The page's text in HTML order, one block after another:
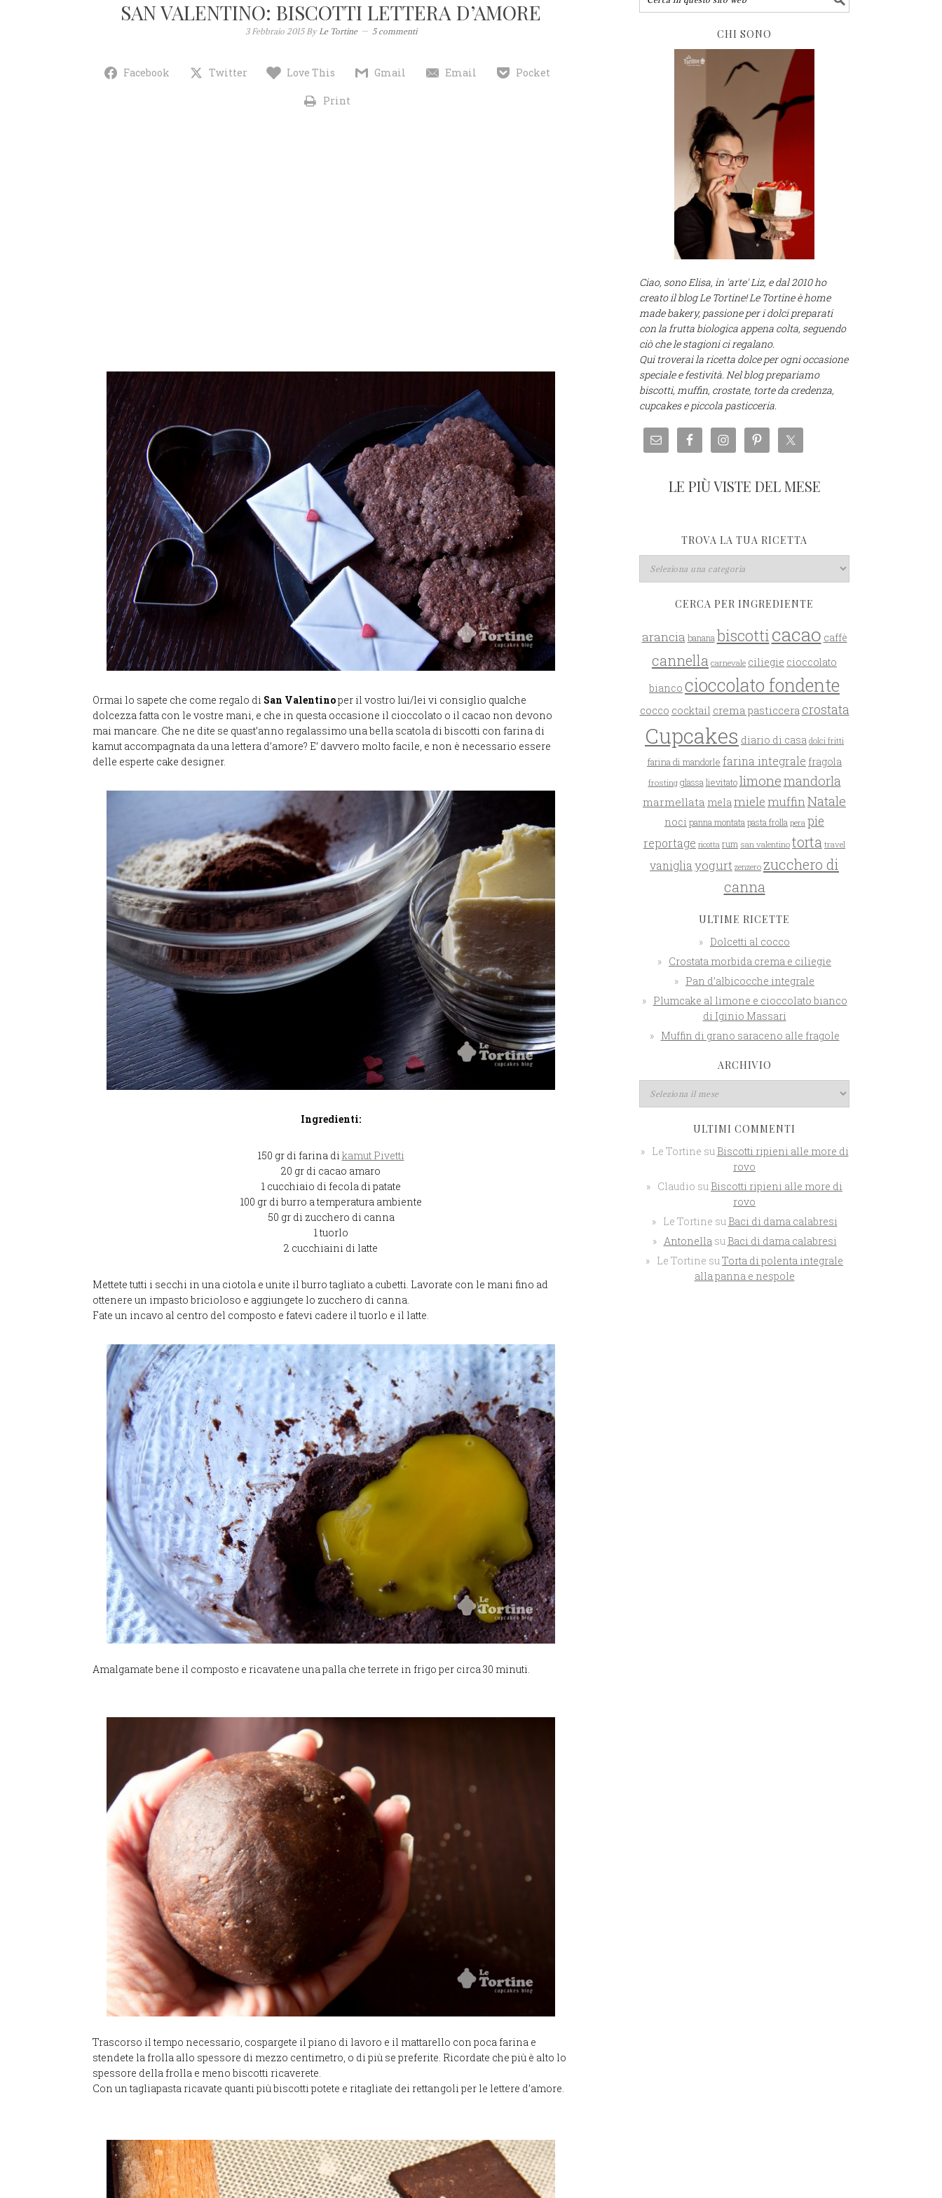
SAN VALENTINO: BISCOTTI LETTERA D’AMORE
3 Febbraio 2015ByLe Tortine 5 commenti
Facebook Twitter Love This Gmail Email Pocket
Print
Ormai lo sapete che come regalo di San Valentinoper il vostro lui/lei vi consiglio qualche
dolcezza fatta con le vostre mani, e che in questa occasione il cioccolato o il cacao non devono
mai mancare. Che ne dite se quast’anno regalassimo una bella scatola di biscotti con farina di
kamut accompagnata da una lettera d’amore? E’ davvero molto facile, e non è necessario essere
delle esperte cake designer.
Ingredienti:
150 gr di farina di kamut Pivetti
20 gr di cacao amaro
1 cucchiaio di fecola di patate
100 gr di burro a temperatura ambiente
50 gr di zucchero di canna
1 tuorlo
2 cucchiaini di latte
Mettete tutti i secchi in una ciotola e unite il burro tagliato a cubetti. Lavorate con le mani fino ad
ottenere un impasto bricioloso e aggiungete lo zucchero di canna.
Fate un incavo al centro del composto e fatevi cadere il tuorlo e il latte.
Amalgamate bene il composto e ricavatene una palla che terrete in frigo per circa 30 minuti.
Trascorso il tempo necessario, cospargete il piano di lavoro e il mattarello con poca farina e
stendete la frolla allo spessore di mezzo centimetro, o di più se preferite. Ricordate che più è alto lo
spessore della frolla e meno biscotti ricaverete.
Con un tagliapasta ricavate quanti più biscotti potete e ritagliate dei rettangoli per le lettere d’amore.
CHI SONO
Ciao, sono Elisa, in 'arte' Liz, e dal 2010 ho
creato il blog Le Tortine! Le Tortine è home
made bakery, passione per i dolci preparati
con la frutta biologica appena colta, seguendo
ciò che le stagioni ci regalano.
Qui troverai la ricetta dolce per ogni occasione
speciale e festività. Nel blog prepariamo
biscotti, muffin, crostate, torte da credenza,
cupcakes e piccola pasticceria.
LE PIÙ VISTE DEL MESE
TROVA LA TUA RICETTA
CERCA PER INGREDIENTE
arancia banana biscotticacao caffè
cannella carnevale ciliegie cioccolato
bianco cioccolato fondente
cocco cocktail crema pasticcera crostata
Cupcakes diario di casa dolci fritti
farina di mandorle farina integrale fragola
frosting glassa lievitato limonemandorla
marmellata melamielemuffin Natale
noci panna montata pasta frolla pera pie
reportage ricotta rum san valentino torta travel
vaniglia yogurt zenzero zucchero di
canna
ULTIME RICETTE
Dolcetti al cocco
Crostata morbida crema e ciliegie
Pan d’albicocche integrale
Plumcake al limone e cioccolato bianco
di Iginio Massari
Muffin di grano saraceno alle fragole
ARCHIVIO
ULTIMI COMMENTI
Le Tortine su Biscotti ripieni alle more di
rovo
Claudio su Biscotti ripieni alle more di
rovo
Le Tortine su Baci di dama calabresi
Antonellasu Baci di dama calabresi
Le Tortine suTorta di polenta integrale
alla panna e nespole